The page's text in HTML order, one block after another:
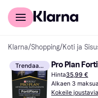
Kuluttajille
Klarna/Shopping/Koti ja
Trendaava Pro Plan
Hinta35,99 €
Alkaen 3
Kokeile